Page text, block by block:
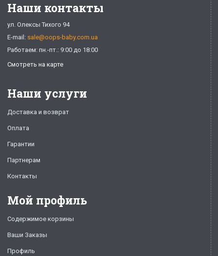
Наши контакты
ул. Олексы Тихого 94
E-mail: sale@oops-baby.com.ua
Работаем: пн.-пт.: 9:00 до 18:00
Смотреть на карте
Наши услуги
Доставка и возврат
Оплата
Гарантии
Партнерам
Контакты
Мой профиль
Содержимое корзины
Ваши Заказы
Профиль